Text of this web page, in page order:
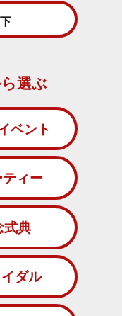
選ぶ
ベント
ィー
式典
ダル